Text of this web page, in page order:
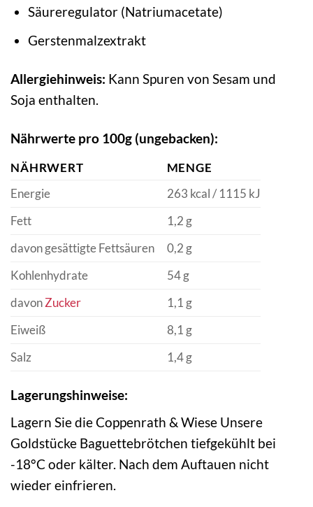
Säureregulator (Natriumacetate)
Gerstenmalzextrakt
Allergiehinweis: Kann Spuren von Sesam und
Soja enthalten.
Nährwerte pro 100g (ungebacken):
NÄHRWERT
MENGE
Energie
263 kcal / 1115 kJ
Fett
1,2 g
davon gesättigte Fettsäuren
0,2 g
Kohlenhydrate
54 g
davonZucker
1,1 g
Eiweiß
8,1 g
Salz
1,4 g
Lagerungshinweise:
Lagern Sie die Coppenrath & Wiese Unsere
Goldstücke Baguettebrötchen tiefgekühlt bei
-18°C oder kälter. Nach dem Auftauen nicht
wieder einfrieren.